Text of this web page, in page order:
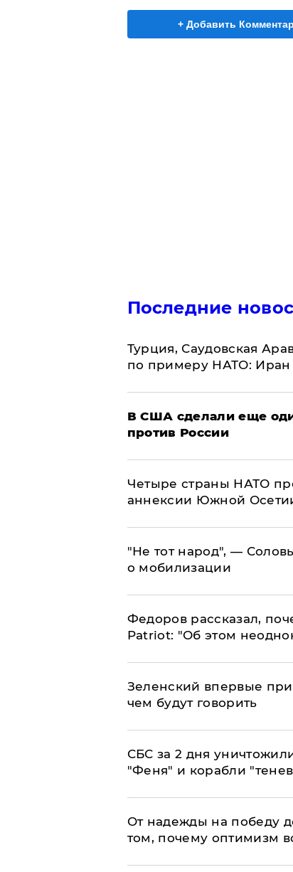
+ Добавить
Последние
Турция, Саудовская
по примеру НАТО: Иран
В США сделали еще
против России
Четыре страны НАТО
аннексии Южной
​"Не тот народ", —
о мобилизации
Федоров рассказал,
Patriot: "Об этом
Зеленский впервые
чем будут говорить
СБС за 2 дня
"Феня" и корабли
От надежды на победу
том, почему оптимизм